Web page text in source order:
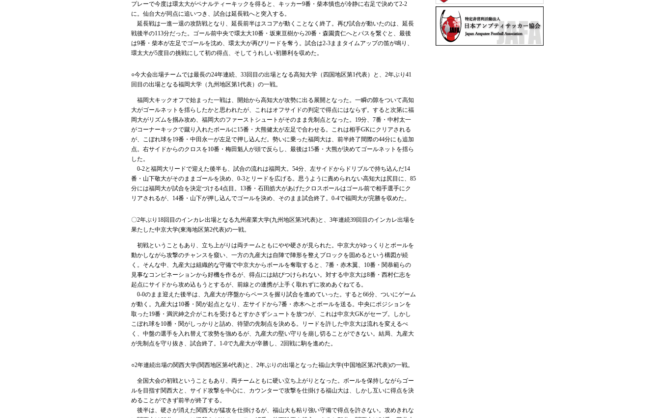
プレーで今度は環太大がペナルティーキックを得ると、キッカー9番・柴本慎也が冷静に右足で決めて2-2
に。仙台大が同点に追いつき、試合は延長戦へと突入する。
延長戦は一進一退の攻防戦となり、延長前半はスコアが動くことなく終了。再び試合が動いたのは、延長
戦後半の113分だった。ゴール前中央で環太大10番・坂東亘樹から20番・森園貴仁へとパスを繋ぐと、最後
は9番・柴本が左足でゴールを沈め、環太大が再びリードを奪う。試合は2-3ままタイムアップの笛が鳴り、
環太大が5度目の挑戦にして初の得点、そしてうれしい初勝利を収めた。
○今大会出場チームでは最長の24年連続、33回目の出場となる高知大学（四国地区第1代表）と、2年ぶり41
回目の出場となる福岡大学（九州地区第1代表）の一戦。
福岡大キックオフで始まった一戦は、開始から高知大が攻勢に出る展開となった。一瞬の隙をついて高知
大がゴールネットを揺らしたかと思われたが、これはオフサイドの判定で得点にはならず。すると次第に福
岡大がリズムを掴み攻め、福岡大のファーストシュートがそのまま先制点となった。19分、7番・中村太一
がコーナーキックで蹴り入れたボールに15番・大熊健太が左足で合わせる。これは相手GKにクリアされる
が、こぼれ球を19番・中田永一が左足で押し込んだ。勢いに乗った福岡大は、前半終了間際の44分にも追加
点。右サイドからのクロスを10番・梅田魁人が頭で反らし、最後は15番・大熊が決めてゴールネットを揺ら
した。
0-2と福岡大リードで迎えた後半も、試合の流れは福岡大。54分、左サイドからドリブルで持ち込んだ14
番・山下敬大がそのままゴールを決め、0-3とリードを広げる。思うように責められない高知大は尻目に、85
分には福岡大が試合を決定づける4点目。13番・石田皓大があげたクロスボールはゴール前で相手選手にク
リアされるが、14番・山下が押し込んでゴールを決め、そのまま試合終了。0-4で福岡大が完勝を収めた。
〇2年ぶり18回目のインカレ出場となる九州産業大学(九州地区第3代表)と、3年連続39回目のインカレ出場を
果たした中京大学(東海地区第2代表)の一戦。
初戦ということもあり、立ち上がりは両チームともにやや硬さが見られた。中京大がゆっくりとボールを
動かしながら攻撃のチャンスを窺い、一方の九産大は自陣で陣形を整えブロックを固めるという構図が続
く。そんな中、九産大は組織的な守備で中京大からボールを奪取すると、7番・赤木翼、10番・関恭範らの
見事なコンビネーションから好機を作るが、得点には結びつけられない。対する中京大は8番・西村仁志を
起点にサイドから攻め込もうとするが、前線との連携が上手く取れずに攻めあぐねてる。
0-0のまま迎えた後半は、九産大が序盤からペースを握り試合を進めていった。すると66分、ついにゲーム
が動く。九産大は10番・関が起点となり、左サイドから7番・赤木へとボールを送る。中央にポジションを
取った19番・満沢紳之介がこれを受けるとすかさずシュートを放つが、これは中京大GKがセーブ。しかし
こぼれ球を10番・関がしっかりと詰め、待望の先制点を決める。リードを許した中京大は流れを変えるべ
く、中盤の選手を入れ替えて攻勢を強めるが、九産大の堅い守りを崩し切ることができない。結局、九産大
が先制点を守り抜き、試合終了。1-0で九産大が辛勝し、2回戦に駒を進めた。
○2年連続出場の関西大学(関西地区第4代表)と、2年ぶりの出場となった福山大学(中国地区第2代表)の一戦。
全国大会の初戦ということもあり、両チームともに硬い立ち上がりとなった。ボールを保持しながらゴー
ルを目指す関西大と、サイド攻撃を中心に、カウンターで攻撃を仕掛ける福山大は、しかし互いに得点を決
めることができず前半が終了する。
後半は、硬さが消えた関西大が猛攻を仕掛けるが、福山大も粘り強い守備で得点を許さない。攻めきれな